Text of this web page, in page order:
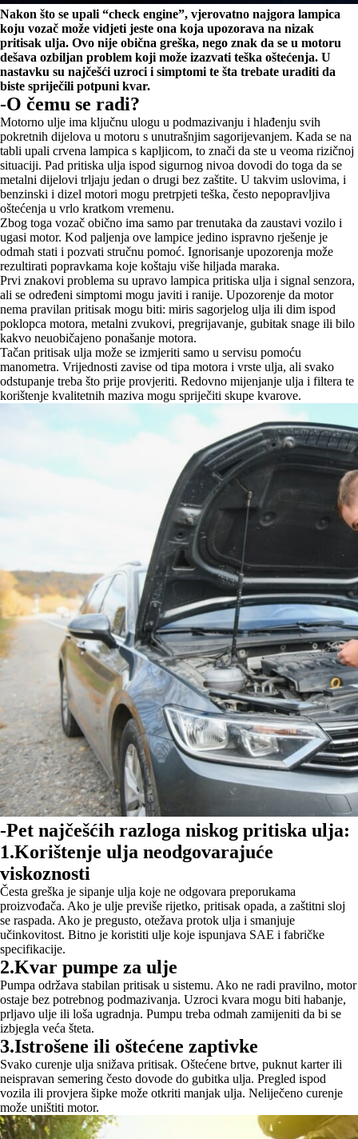
Nakon što se upali “check engine”, vjerovatno najgora lampica
koju vozač može vidjeti jeste ona koja upozorava na nizak
pritisak ulja. Ovo nije obična greška, nego znak da se u motoru
dešava ozbiljan problem koji može izazvati teška oštećenja. U
nastavku su najčešći uzroci i simptomi te šta trebate uraditi da
biste spriječili potpuni kvar.
-O čemu se radi?
Motorno ulje ima ključnu ulogu u podmazivanju i hlađenju svih
pokretnih dijelova u motoru s unutrašnjim sagorijevanjem. Kada se na
tabli upali crvena lampica s kapljicom, to znači da ste u veoma rizičnoj
situaciji. Pad pritiska ulja ispod sigurnog nivoa dovodi do toga da se
metalni dijelovi trljaju jedan o drugi bez zaštite. U takvim uslovima, i
benzinski i dizel motori mogu pretrpjeti teška, često nepopravljiva
oštećenja u vrlo kratkom vremenu.
Zbog toga vozač obično ima samo par trenutaka da zaustavi vozilo i
ugasi motor. Kod paljenja ove lampice jedino ispravno rješenje je
odmah stati i pozvati stručnu pomoć. Ignorisanje upozorenja može
rezultirati popravkama koje koštaju više hiljada maraka.
Prvi znakovi problema su upravo lampica pritiska ulja i signal senzora,
ali se određeni simptomi mogu javiti i ranije. Upozorenje da motor
nema pravilan pritisak mogu biti: miris sagorjelog ulja ili dim ispod
poklopca motora, metalni zvukovi, pregrijavanje, gubitak snage ili bilo
kakvo neuobičajeno ponašanje motora.
Tačan pritisak ulja može se izmjeriti samo u servisu pomoću
manometra. Vrijednosti zavise od tipa motora i vrste ulja, ali svako
odstupanje treba što prije provjeriti. Redovno mijenjanje ulja i filtera te
korištenje kvalitetnih maziva mogu spriječiti skupe kvarove.
-Pet najčešćih razloga niskog pritiska ulja:
1.Korištenje ulja neodgovarajuće
viskoznosti
Česta greška je sipanje ulja koje ne odgovara preporukama
proizvođača. Ako je ulje previše rijetko, pritisak opada, a zaštitni sloj
se raspada. Ako je pregusto, otežava protok ulja i smanjuje
učinkovitost. Bitno je koristiti ulje koje ispunjava SAE i fabričke
specifikacije.
2.Kvar pumpe za ulje
Pumpa održava stabilan pritisak u sistemu. Ako ne radi pravilno, motor
ostaje bez potrebnog podmazivanja. Uzroci kvara mogu biti habanje,
prljavo ulje ili loša ugradnja. Pumpu treba odmah zamijeniti da bi se
izbjegla veća šteta.
3.Istrošene ili oštećene zaptivke
Svako curenje ulja snižava pritisak. Oštećene brtve, puknut karter ili
neispravan semering često dovode do gubitka ulja. Pregled ispod
vozila ili provjera šipke može otkriti manjak ulja. Neliječeno curenje
može uništiti motor.